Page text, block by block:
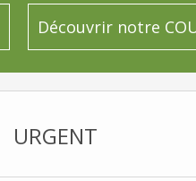
Découvrir notre
URGENT